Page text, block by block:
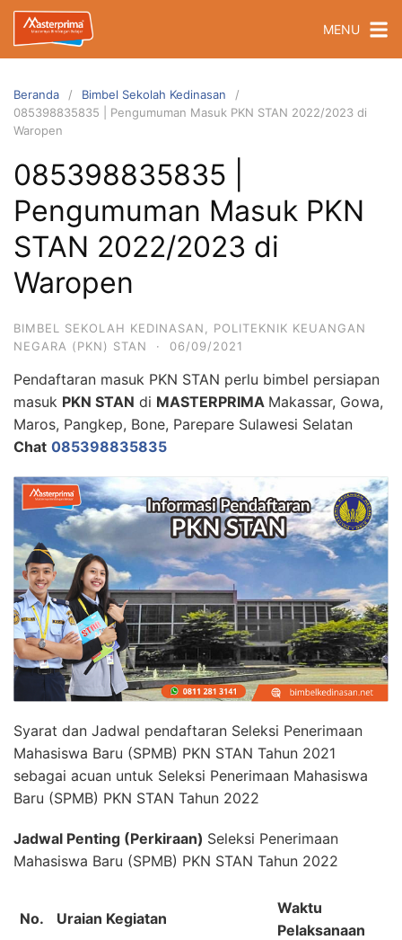
Langsung
konten
MENU
Beranda
Bimbel Sekolah Kedinasan
085398835835 | Pengumuman Masuk PKN STAN 2022/2023 di
Waropen
085398835835 |
Pengumuman Masuk PKN
STAN 2022/2023 di
Waropen
BIMBEL SEKOLAH KEDINASAN
POLITEKNIK KEUANGAN
NEGARA (PKN) STAN
· 06/09/2021
Pendaftaran masuk PKN STAN perlu bimbel persiapan
masuk PKN STAN di MASTERPRIMA Makassar, Gowa,
Maros, Pangkep, Bone, Parepare Sulawesi Selatan
Chat 085398835835
Syarat dan Jadwal pendaftaran Seleksi Penerimaan
Mahasiswa Baru (SPMB) PKN STAN Tahun 2021
sebagai acuan untuk Seleksi Penerimaan Mahasiswa
Baru (SPMB) PKN STAN Tahun 2022
Jadwal Penting (Perkiraan) Seleksi Penerimaan
Mahasiswa Baru (SPMB) PKN STAN Tahun 2022
No. Uraian Kegiatan
Waktu
Pelaksanaan